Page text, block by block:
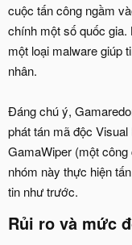
cuộc tấn công ngầm
chính một số quốc gia.
một loại malware giúp
nhân.
Đáng chú ý,
phát tán mã độc
GamaWiper (một
nhóm này thực hiện
tin như trước.
Rủi ro và mức